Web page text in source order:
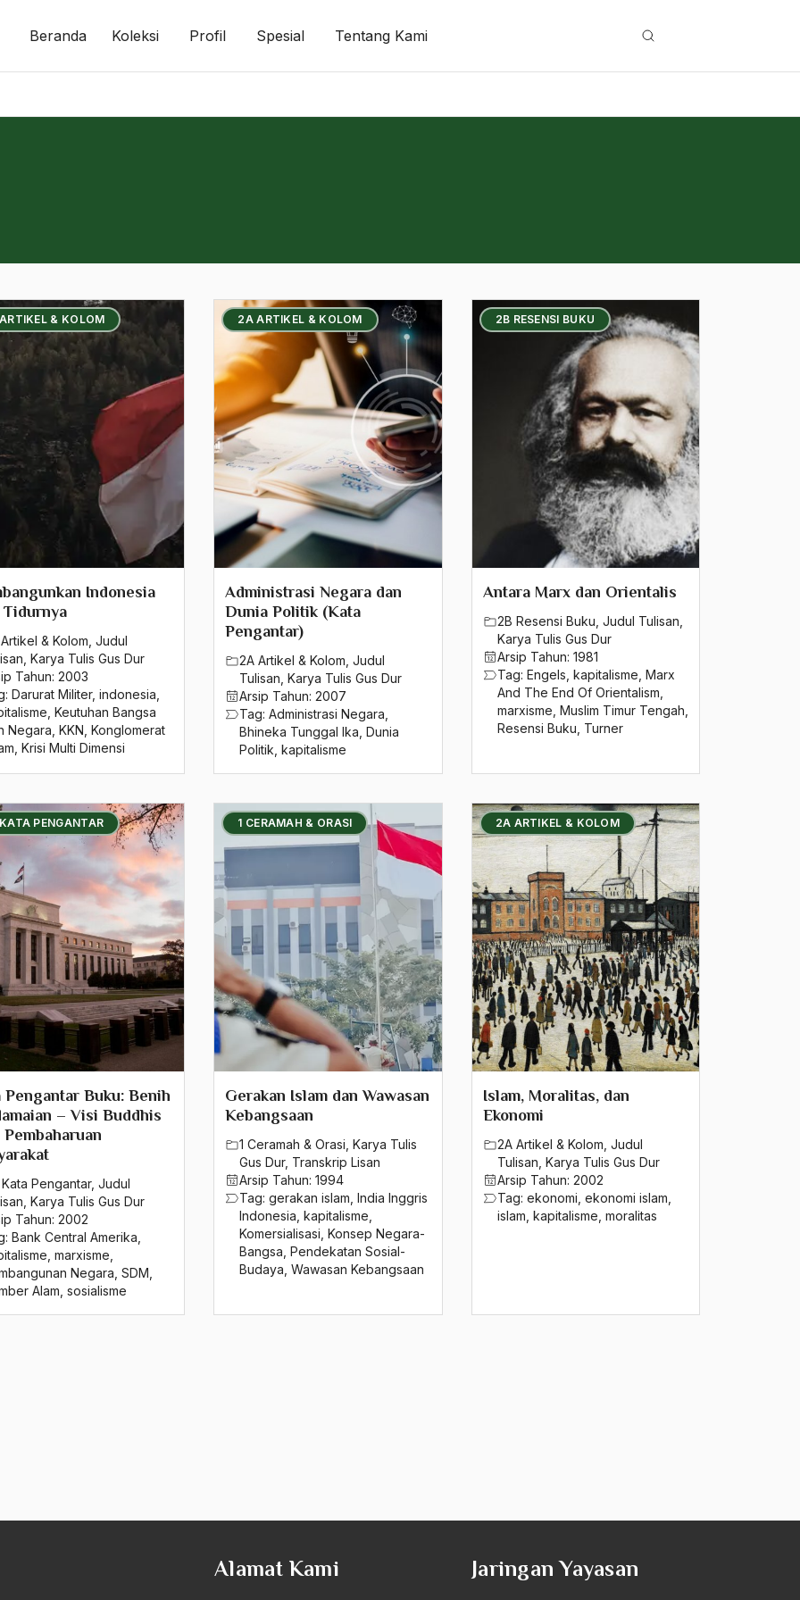
Beranda Koleksi Profil Spesial Tentang Kami
& KOLOM
Indonesia
& Kolom Judul
Karya Tulis Gus Dur
Tahun: 2003
Darurat Militer, indonesia
Keutuhan Bangsa
Negara KKN Konglomerat
Krisi Multi Dimensi
2A ARTIKEL & KOLOM
Administrasi Negara dan
Dunia Politik (Kata
Pengantar)
2A Artikel & Kolom ,Judul
Tulisan ,Karya Tulis Gus Dur
Arsip Tahun:2007
Tag:Administrasi Negara
Bhineka Tunggal Ika ,Dunia
Politik ,kapitalisme
2B RESENSI BUKU
Antara Marx dan Orientalis
2B Resensi Buku Judul Tulisan
Karya Tulis Gus Dur
Arsip Tahun: 1981
Tag: Engels kapitalisme Marx
And The End Of Orientalism
marxisme Muslim Timur Tengah
Resensi Buku Turner
PENGANTAR
Pengantar Buku: Benih
– Visi Buddhis
Pengantar, Judul
Karya Tulis Gus Dur
Tahun: 2002
Bank Central Amerika
marxisme
Negara SDM
Alam sosialisme
1 CERAMAH & ORASI
Gerakan Islam dan Wawasan
Kebangsaan
1 Ceramah & Orasi ,Karya Tulis
Gus Dur, Transkrip Lisan
Arsip Tahun:1994
Tag:gerakan islam ,India Inggris
Indonesia ,kapitalisme
Komersialisasi ,Konsep Negara-
Bangsa ,Pendekatan Sosial-
Budaya ,Wawasan Kebangsaan
2A ARTIKEL & KOLOM
Islam, Moralitas, dan
Ekonomi
2A Artikel & Kolom Judul
Tulisan Karya Tulis Gus Dur
Arsip Tahun: 2002
Tag: ekonomi ekonomi islam
islam kapitalisme moralitas
Alamat Kami Jaringan Yayasan